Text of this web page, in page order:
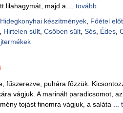
lilahagymát, majd a ... tovább
Hidegkonyhai készítmények, Főétel
Hirtelen sült, Csőben sült, Sós, Édes,
fűszerezve, puhára főzzük.
vágjuk. A marinált paradicsomot,
tojást finomra vágjuk, a saláta ...